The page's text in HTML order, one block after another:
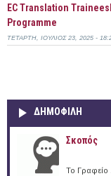
EC Translation
Programme
ΤΕΤΆΡΤΗ, ΙΟΎΛΙΟΣ 23, 2025 -
ΔΗΜΟΦΙΛΗ
Σκοπός
Το Γραφείο